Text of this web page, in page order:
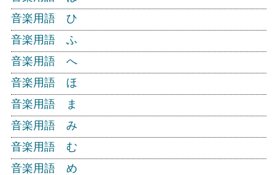
音楽用語 ひ
音楽用語 ふ
音楽用語 へ
音楽用語 ほ
音楽用語 ま
音楽用語 み
音楽用語 む
音楽用語 め